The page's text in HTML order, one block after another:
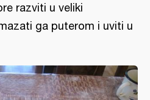
razviti u veliki
ga puterom i uviti u